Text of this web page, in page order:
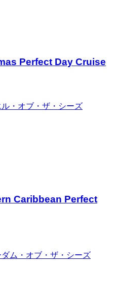
Perfect Day Cruise
ル・オブ・ザ・シーズ
Caribbean Perfect
ダム・オブ・ザ・シーズ